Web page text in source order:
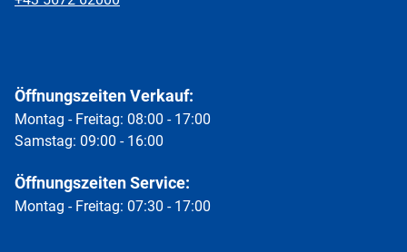
Öffnungszeiten Verkauf:
Montag - Freitag: 08:00 - 17:00
Samstag: 09:00 - 16:00
Öffnungszeiten Service:
Montag - Freitag: 07:30 - 17:00